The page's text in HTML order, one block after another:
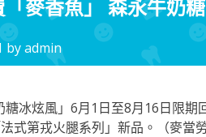
麥香魚」 森永牛奶
byadmin
冰炫風」6月1日至8月16日限期
式第戎火腿系列」新品。（麥當